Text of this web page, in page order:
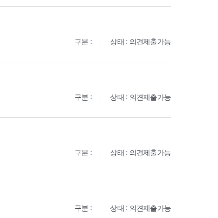
구분 : 상태 : 의견제출가능
구분 : 상태 : 의견제출가능
구분 : 상태 : 의견제출가능
구분 : 상태 : 의견제출가능